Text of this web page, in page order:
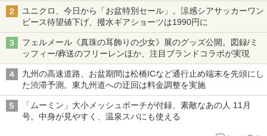
ユニクロ、今日から「お盆特別セール」。涼感シアサッカーワン
ピース待望値下げ、撥水ギアショーツは1990円に
フェルメール《真珠の耳飾りの少女》展のグッズ公開。図録/ミ
ッフィー/葬送のフリーレンほか、注目ブランドコラボが実現
九州の高速道路、お盆期間は松橋ICなど通行止め端末を先頭にし
た渋滞予測。東九州道への迂回は料金調整を実施
「ムーミン」大小メッシュポーチが付録、素敵なあの人 11月
号。中身が見やすく、温泉スパにも使える